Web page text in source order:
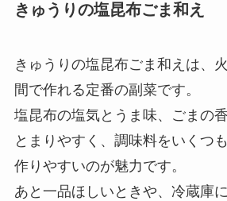
きゅうりの塩昆布ごま和え
きゅうりの塩昆布ごま和えは、
間で作れる定番の副菜です。
塩昆布の塩気とうま味、ごまの
とまりやすく、調味料をいくつ
作りやすいのが魅力です。
あと一品ほしいときや、冷蔵庫